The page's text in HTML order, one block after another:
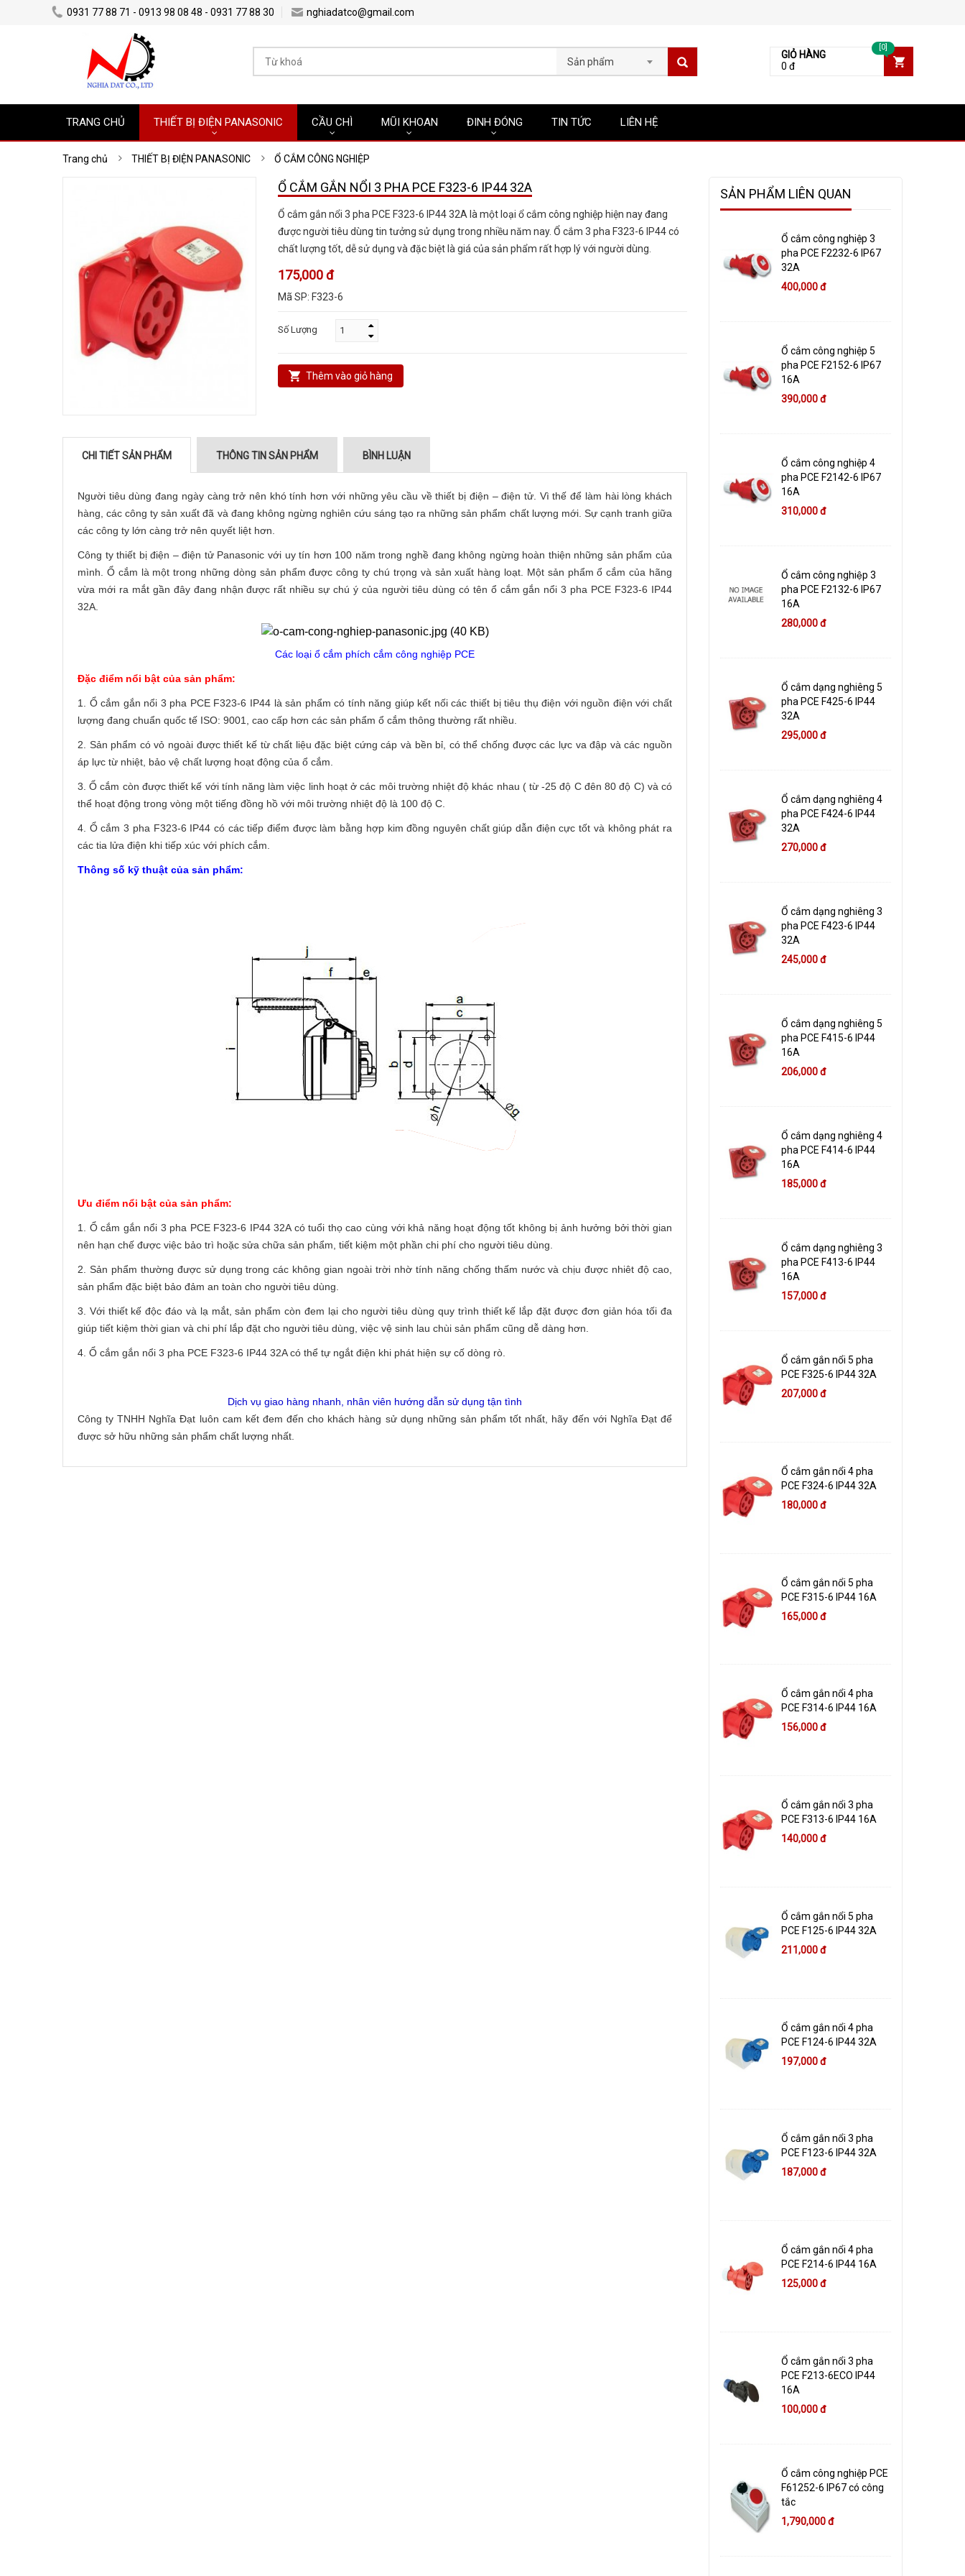
0931 77 88 71 - 0913 98 08 48 - 0931 77 88 30 nghiadatco@gmail.com
Sản phẩm
GIỎ HÀNG
0 đ
[0]
TRANG CHỦ THIẾT BỊ ĐIỆN PANASONIC CẦU CHÌ MŨI KHOAN ĐINH ĐÓNG TIN TỨC LIÊN HỆ
Trang chủ THIẾT BỊ ĐIỆN PANASONIC Ổ CẮM CÔNG NGHIỆP
Ổ CẮM GẮN NỔI 3 PHA PCE F323-6 IP44 32A
Ổ cắm gắn nổi 3 pha PCE F323-6 IP44 32A là một loại ổ cắm công nghiệp hiện nay đang
được người tiêu dùng tin tưởng sử dụng trong nhiều năm nay. Ổ cắm 3 pha F323-6 IP44 có
chất lượng tốt, dễ sử dụng và đặc biệt là giá của sản phẩm rất hợp lý với người dùng.
175,000 đ
Mã SP: F323-6
Số Lượng
Thêm vào giỏ hàng
CHI TIẾT SẢN PHẨM THÔNG TIN SẢN PHẨM BÌNH LUẬN
Người tiêu dùng đang ngày càng trở nên khó tính hơn với những yêu cầu về thiết bị điện – điện tử. Vì thế để làm hài lòng khách
hàng, các công ty sản xuất đã và đang không ngừng nghiên cứu sáng tạo ra những sản phẩm chất lượng mới. Sự cạnh tranh giữa
các công ty lớn càng trở nên quyết liệt hơn.
Công ty thiết bị điện – điện tử Panasonic với uy tín hơn 100 năm trong nghề đang không ngừng hoàn thiện những sản phẩm của
mình. Ổ cắm là một trong những dòng sản phẩm được công ty chú trọng và sản xuất hàng loạt. Một sản phẩm ổ cắm của hãng
vừa mới ra mắt gần đây đang nhận được rất nhiều sự chú ý của người tiêu dùng có tên ổ cắm gắn nổi 3 pha PCE F323-6 IP44
32A.
Các loại ổ cắm phích cắm công nghiệp PCE
Đặc điểm nổi bật của sản phẩm:
1. Ổ cắm gắn nổi 3 pha PCE F323-6 IP44 là sản phẩm có tính năng giúp kết nối các thiết bị tiêu thụ điện với nguồn điện với chất
lượng đang chuẩn quốc tế ISO: 9001, cao cấp hơn các sản phẩm ổ cắm thông thường rất nhiều.
2. Sản phẩm có vỏ ngoài được thiết kế từ chất liệu đặc biệt cứng cáp và bền bỉ, có thể chống được các lực va đập và các nguồn
áp lực từ nhiệt, bảo vệ chất lượng hoạt động của ổ cắm.
3. Ổ cắm còn được thiết kế với tính năng làm việc linh hoạt ở các môi trường nhiệt độ khác nhau ( từ -25 độ C đên 80 độ C) và có
thể hoạt động trong vòng một tiếng đồng hồ với môi trường nhiệt độ là 100 độ C.
4. Ổ cắm 3 pha F323-6 IP44 có các tiếp điểm được làm bằng hợp kim đồng nguyên chất giúp dẫn điện cực tốt và không phát ra
các tia lửa điện khi tiếp xúc với phích cắm.
Thông số kỹ thuật của sản phẩm:
Ưu điểm nổi bật của sản phẩm:
1. Ổ cắm gắn nổi 3 pha PCE F323-6 IP44 32A có tuổi thọ cao cùng với khả năng hoạt động tốt không bị ảnh hưởng bởi thời gian
nên hạn chế được việc bảo trì hoặc sửa chữa sản phẩm, tiết kiệm một phần chi phí cho người tiêu dùng.
2. Sản phẩm thường được sử dụng trong các không gian ngoài trời nhờ tính năng chống thấm nước và chịu được nhiêt độ cao,
sản phẩm đặc biệt bảo đảm an toàn cho người tiêu dùng.
3. Với thiết kế độc đáo và lạ mắt, sản phẩm còn đem lại cho người tiêu dùng quy trình thiết kế lắp đặt được đơn giản hóa tối đa
giúp tiết kiệm thời gian và chi phí lắp đặt cho người tiêu dùng, việc vệ sinh lau chùi sản phẩm cũng dễ dàng hơn.
4. Ổ cắm gắn nổi 3 pha PCE F323-6 IP44 32A có thể tự ngắt điện khi phát hiện sự cố dòng rò.
Dịch vụ giao hàng nhanh, nhân viên hướng dẫn sử dụng tận tình
Công ty TNHH Nghĩa Đạt luôn cam kết đem đến cho khách hàng sử dụng những sản phẩm tốt nhất, hãy đến với Nghĩa Đạt để
được sở hữu những sản phẩm chất lượng nhất.
SẢN PHẨM LIÊN QUAN
Ổ cắm công nghiệp 3
pha PCE F2232-6 IP67
32A
400,000 đ
Ổ cắm công nghiệp 5
pha PCE F2152-6 IP67
16A
390,000 đ
Ổ cắm công nghiệp 4
pha PCE F2142-6 IP67
16A
310,000 đ
Ổ cắm công nghiệp 3
pha PCE F2132-6 IP67
16A
280,000 đ
Ổ cắm dạng nghiêng 5
pha PCE F425-6 IP44
32A
295,000 đ
Ổ cắm dạng nghiêng 4
pha PCE F424-6 IP44
32A
270,000 đ
Ổ cắm dạng nghiêng 3
pha PCE F423-6 IP44
32A
245,000 đ
Ổ cắm dạng nghiêng 5
pha PCE F415-6 IP44
16A
206,000 đ
Ổ cắm dạng nghiêng 4
pha PCE F414-6 IP44
16A
185,000 đ
Ổ cắm dạng nghiêng 3
pha PCE F413-6 IP44
16A
157,000 đ
Ổ cắm gắn nổi 5 pha
PCE F325-6 IP44 32A
207,000 đ
Ổ cắm gắn nổi 4 pha
PCE F324-6 IP44 32A
180,000 đ
Ổ cắm gắn nổi 5 pha
PCE F315-6 IP44 16A
165,000 đ
Ổ cắm gắn nổi 4 pha
PCE F314-6 IP44 16A
156,000 đ
Ổ cắm gắn nổi 3 pha
PCE F313-6 IP44 16A
140,000 đ
Ổ cắm gắn nổi 5 pha
PCE F125-6 IP44 32A
211,000 đ
Ổ cắm gắn nổi 4 pha
PCE F124-6 IP44 32A
197,000 đ
Ổ cắm gắn nổi 3 pha
PCE F123-6 IP44 32A
187,000 đ
Ổ cắm gắn nổi 4 pha
PCE F214-6 IP44 16A
125,000 đ
Ổ cắm gắn nổi 3 pha
PCE F213-6ECO IP44
16A
100,000 đ
Ổ cắm công nghiệp PCE
F61252-6 IP67 có công
tắc
1,790,000 đ